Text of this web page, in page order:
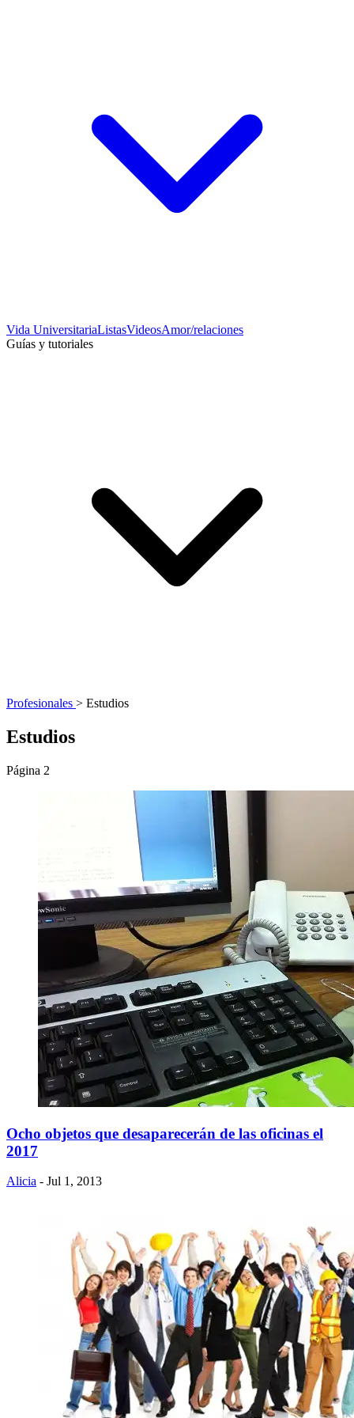
Vida UniversitariaListasVideosAmor/relaciones
Guías y tutoriales
Profesionales > Estudios
Estudios
Página 2
Ocho objetos que desaparecerán de las oficinas el
2017
Alicia - Jul 1, 2013